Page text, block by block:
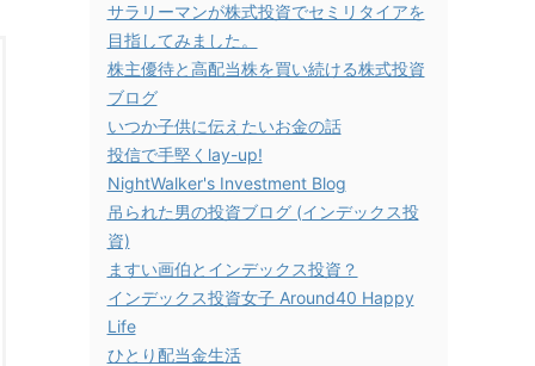
サラリーマンが株式投資でセミリタイアを
目指してみました。
株主優待と高配当株を買い続ける株式投資
ブログ
いつか子供に伝えたいお金の話
投信で手堅くlay-up!
NightWalker's Investment Blog
吊られた男の投資ブログ (インデックス投
資)
ますい画伯とインデックス投資？
インデックス投資女子 Around40 Happy
Life
ひとり配当金生活